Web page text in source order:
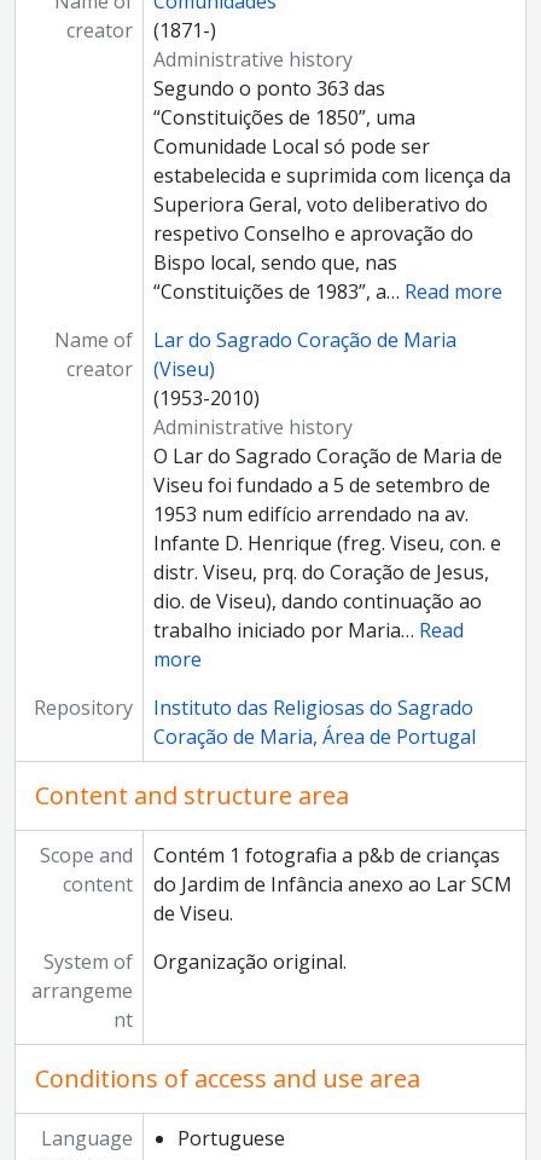
creator
(1871-)
Administrative history
Segundo o ponto 363 das
“Constituições de 1850”, uma
Comunidade Local só pode ser
estabelecida e suprimida com licença da
Superiora Geral, voto deliberativo do
respetivo Conselho e aprovação do
Bispo local, sendo que, nas
“Constituições de 1983”, a… Read more
Name of
creator
Lar do Sagrado Coração de Maria
(Viseu)
(1953-2010)
Administrative history
O Lar do Sagrado Coração de Maria de
Viseu foi fundado a 5 de setembro de
1953 num edifício arrendado na av.
Infante D. Henrique (freg. Viseu, con. e
distr. Viseu, prq. do Coração de Jesus,
dio. de Viseu), dando continuação ao
trabalho iniciado por Maria… Read
more
Repository
Instituto das Religiosas do Sagrado
Coração de Maria, Área de Portugal
Content and structure area
Scope and
content
Contém 1 fotografia a p&b de crianças
do Jardim de Infância anexo ao Lar SCM
de Viseu.
System of
arrangeme
nt
Organização original.
Conditions of access and use area
Language
Portuguese